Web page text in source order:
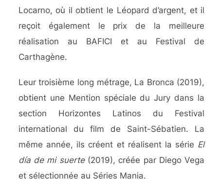
Locarno, où il obtient le Léopard d’argent, et il
reçoit également le prix de la meilleure
réalisation au BAFICI et au Festival de
Carthagène.
Leur troisième long métrage, La Bronca (2019),
obtient une Mention spéciale du Jury dans la
section Horizontes Latinos du Festival
international du film de Saint-Sébatien. La
même année, ils créent et réalisent la série El
día de mi suerte(2019), créée par Diego Vega
et sélectionnée au Séries Mania.